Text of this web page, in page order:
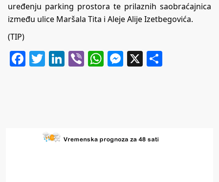
uređenju parking prostora te prilaznih saobraćajnica
između ulice Maršala Tita i Aleje Alije Izetbegovića.
(TIP)
Facebook
Twitter
LinkedIn
ViberWhatsApp
Messenger
X